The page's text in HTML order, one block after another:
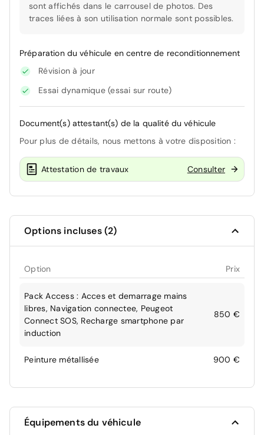
sont affichés dans le carrousel de photos. Des
traces liées à son utilisation normale sont possibles.
Préparation du véhicule en centre de reconditionnement
Révision à jour
Essai dynamique (essai sur route)
Document(s) attestant(s) de la qualité du véhicule
Pour plus de détails, nous mettons à votre disposition :
Attestation de travaux Consulter
Options incluses (2)
Option Prix
Pack Access : Acces et demarrage mains
libres, Navigation connectee, Peugeot
Connect SOS, Recharge smartphone par
induction
850 €
Peinture métallisée 900 €
Équipements du véhicule